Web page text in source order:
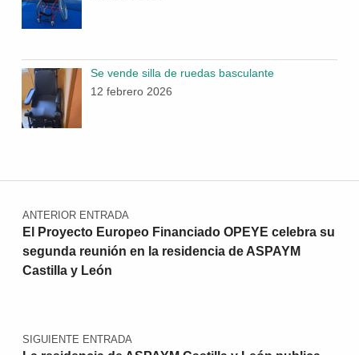
Se vende silla de ruedas basculante
12 febrero 2026
Navegación de entradas
ANTERIOR ENTRADA
El Proyecto Europeo Financiado OPEYE celebra su
segunda reunión en la residencia de ASPAYM
Castilla y León
SIGUIENTE ENTRADA